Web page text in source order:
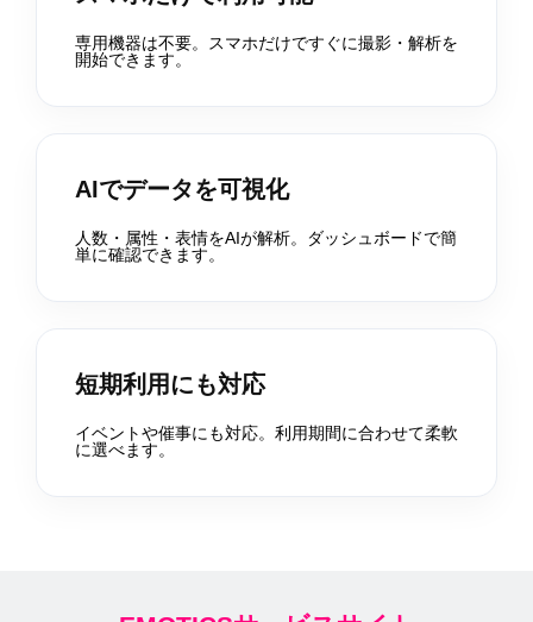
専用機器は不要。スマホだけですぐに撮影・解析を
開始できます。
AIでデータを可視化
人数・属性・表情をAIが解析。ダッシュボードで簡
単に確認できます。
短期利用にも対応
イベントや催事にも対応。利用期間に合わせて柔軟
に選べます。